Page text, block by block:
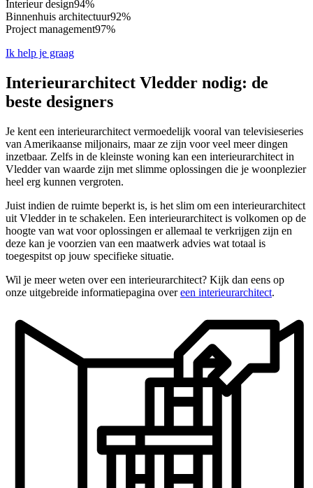
Interieur design94%
Binnenhuis architectuur92%
Project management97%
Ik help je graag
Interieurarchitect Vledder nodig: de
beste designers
Je kent een interieurarchitect vermoedelijk vooral van televisieseries
van Amerikaanse miljonairs, maar ze zijn voor veel meer dingen
inzetbaar. Zelfs in de kleinste woning kan een interieurarchitect in
Vledder van waarde zijn met slimme oplossingen die je woonplezier
heel erg kunnen vergroten.
Juist indien de ruimte beperkt is, is het slim om een interieurarchitect
uit Vledder in te schakelen. Een interieurarchitect is volkomen op de
hoogte van wat voor oplossingen er allemaal te verkrijgen zijn en
deze kan je voorzien van een maatwerk advies wat totaal is
toegespitst op jouw specifieke situatie.
Wil je meer weten over een interieurarchitect? Kijk dan eens op
onze uitgebreide informatiepagina overeen interieurarchitect.